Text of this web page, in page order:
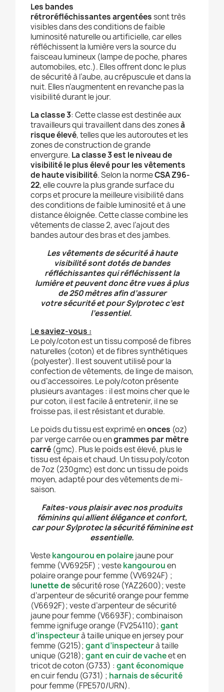
Les bandes
rétroréfléchissantes argentéessont très
visibles dans des conditions de faible
luminosité naturelle ou artificielle, car elles
réfléchissent la lumière vers la source du
faisceau lumineux (lampe de poche, phares
automobiles, etc.). Elles offrent donc le plus
de sécurité à l’aube, au crépuscule et dans la
nuit. Elles n’augmentent en revanche pas la
visibilité durant le jour.
La classe 3: Cette classe est destinée aux
travailleurs qui travaillent dans des zonesà
risque élevé, telles que les autoroutes et les
zones de construction de grande
envergure. La classe 3 est le niveau de
visibilité le plus élevé pour les vêtements
de haute visibilité. Selon la normeCSA Z96-
22, elle couvre la plus grande surface du
corps et procure la meilleure visibilité dans
des conditions de faible luminosité et à une
distance éloignée. Cette classe combine les
vêtements de classe 2, avec l’ajout des
bandes autour des bras et des jambes.
Les vêtements de sécurité à haute
visibilité sont dotés de bandes
réfléchissantes qui réfléchissent la
lumière et peuvent donc être vues à plus
de 250 mètres afin d’assurer
votre sécurité et pour Sylprotec c’est
l’essentiel.
Le saviez-vous :
Le poly/coton est un tissu composé de fibres
naturelles (coton) et de fibres synthétiques
(polyester). Il est souvent utilisé pour la
confection de vêtements, de linge de maison,
ou d’accessoires. Le poly/coton présente
plusieurs avantages : il est moins cher que le
pur coton, il est facile à entretenir, il ne se
froisse pas, il est résistant et durable.
Le poids du tissu est exprimé enonces (oz)
par verge carrée ou engrammes par mètre
carré (gmc). Plus le poids est élevé, plus le
tissu est épais et chaud. Un tissu poly/coton
de 7oz (230gmc) est donc un tissu de poids
moyen, adapté pour des vêtements de mi-
saison.
Faites-vous plaisir avec nos produits
féminins qui allient élégance et confort,
car pour Sylprotec la sécurité féminine est
essentielle.
Vestekangourou en polairejaune pour
femme (VV6925F) ; vestekangourouen
polaire orange pour femme (VV6924F) ;
lunette desécurité rose (YAZ2600); veste
d’arpenteur de sécurité orange pour femme
(V6692F); veste d’arpenteur de sécurité
jaune pour femme (V6693F); combinaison
femme ignifuge orange (FV254110); gant
d’inspecteurà taille unique en jersey pour
femme (G215); gant d’inspecteurà taille
unique (G218); gant en cuir de vacheet en
tricot de coton (G733) : gant économique
en cuir fendu (G731) ; harnais de sécurité
pour femme (FPE570/URN).